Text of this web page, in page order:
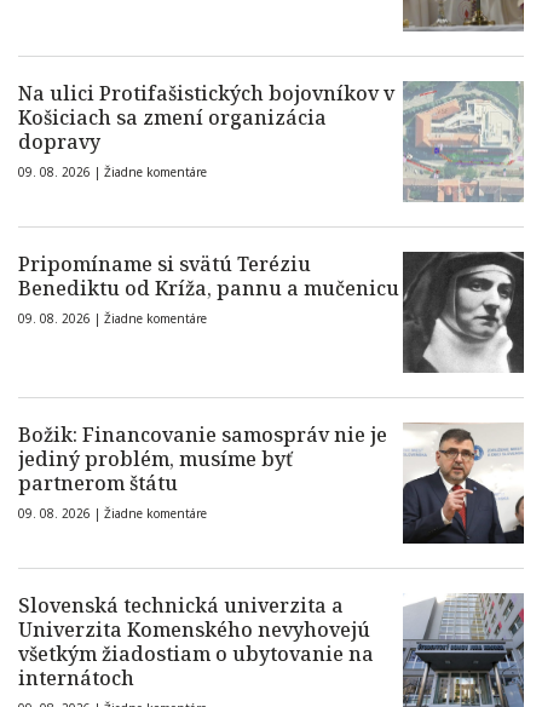
Na ulici Protifašistických bojovníkov v
Košiciach sa zmení organizácia
dopravy
09. 08. 2026 | Žiadne komentáre
Pripomíname si svätú Teréziu
Benediktu od Kríža, pannu a mučenicu
09. 08. 2026 | Žiadne komentáre
Božik: Financovanie samospráv nie je
jediný problém, musíme byť
partnerom štátu
09. 08. 2026 | Žiadne komentáre
Slovenská technická univerzita a
Univerzita Komenského nevyhovejú
všetkým žiadostiam o ubytovanie na
internátoch